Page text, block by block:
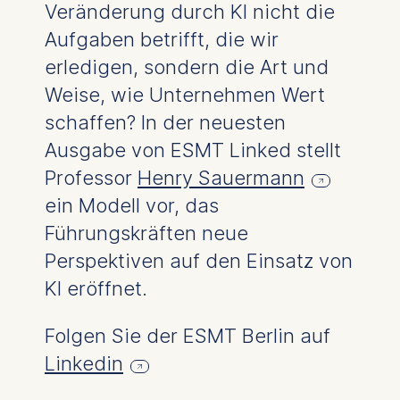
Veränderung durch KI nicht die
Aufgaben betrifft, die wir
erledigen, sondern die Art und
Weise, wie Unternehmen Wert
schaffen? In der neuesten
Ausgabe von ESMT Linked stellt
Professor Henry Sauermann
ein Modell vor, das
Führungskräften neue
Perspektiven auf den Einsatz von
KI eröffnet.
Folgen Sie der ESMT Berlin auf
Linkedin
on the cookie and is a
maximum of 24 months.
The legal basis for
processing is Legitimate
Interest (Art. 6(1)(f)) GDPR
and your consent pursuant
to Article 6(1)(a) GDPR.
You may withdraw your
consent at any time
without providing a reason.
This can be done via the
consent banner available at
the bottom of the screen.
Policy and Legal Notice.